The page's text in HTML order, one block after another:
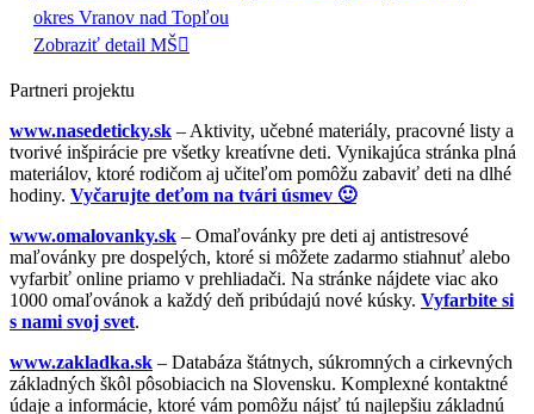
okres Vranov nad Topľou
Zobraziť detail MŠ
Partneri projektu
www.nasedeticky.sk – Aktivity, učebné materiály, pracovné listy a
tvorivé inšpirácie pre všetky kreatívne deti. Vynikajúca stránka plná
materiálov, ktoré rodičom aj učiteľom pomôžu zabaviť deti na dlhé
hodiny. Vyčarujte deťom na tvári úsmev 🙂
www.omalovanky.sk – Omaľovánky pre deti aj antistresové
maľovánky pre dospelých, ktoré si môžete zadarmo stiahnuť alebo
vyfarbiť online priamo v prehliadači. Na stránke nájdete viac ako
1000 omaľovánok a každý deň pribúdajú nové kúsky. Vyfarbite si
s nami svoj svet.
www.zakladka.sk – Databáza štátnych, súkromných a cirkevných
základných škôl pôsobiacich na Slovensku. Komplexné kontaktné
údaje a informácie, ktoré vám pomôžu nájsť tú najlepšiu základnú